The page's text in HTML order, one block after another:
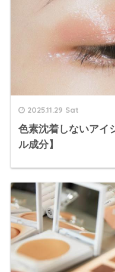
2025.11.29 Sat
色素沈着しないアイ
ル成分】